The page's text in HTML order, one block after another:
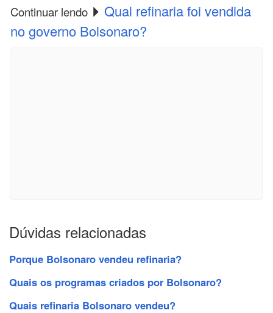
Continuar lendo
Qual refinaria foi vendida
no governo Bolsonaro?
Dúvidas relacionadas
Porque Bolsonaro vendeu refinaria?
Quais os programas criados por Bolsonaro?
Quais refinaria Bolsonaro vendeu?